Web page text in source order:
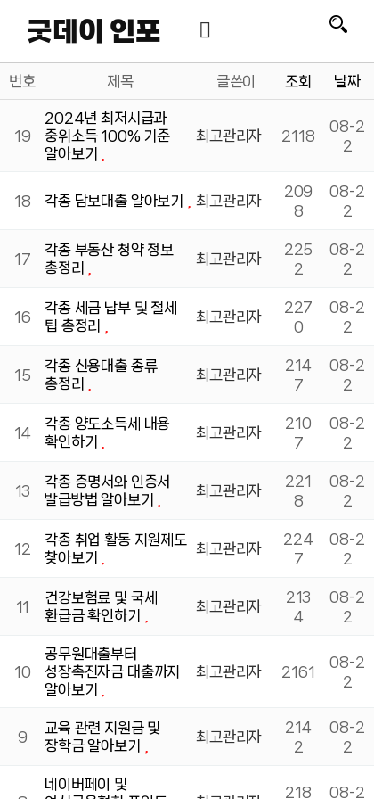
굿데이 인포
번호 제목 글쓴이 조회 날짜
19
2024년 최저시급과
중위소득 100% 기준
알아보기
최고관리자 2118
08-2
2
18 각종 담보대출 알아보기 최고관리자
209
8
08-2
2
17
각종 부동산 청약 정보
총정리
최고관리자
225
2
08-2
2
16
각종 세금 납부 및 절세
팁 총정리
최고관리자
227
0
08-2
2
15
각종 신용대출 종류
총정리
최고관리자
214
7
08-2
2
14
각종 양도소득세 내용
확인하기
최고관리자
210
7
08-2
2
13
각종 증명서와 인증서
발급방법 알아보기
최고관리자
221
8
08-2
2
12
각종 취업 활동 지원제도
찾아보기
최고관리자
224
7
08-2
2
11
건강보험료 및 국세
환급금 확인하기
최고관리자
213
4
08-2
2
10
공무원대출부터
성장촉진자금 대출까지
알아보기
최고관리자 2161
08-2
2
9
교육 관련 지원금 및
장학금 알아보기
최고관리자
214
2
08-2
2
네이버페이 및
218 08-2